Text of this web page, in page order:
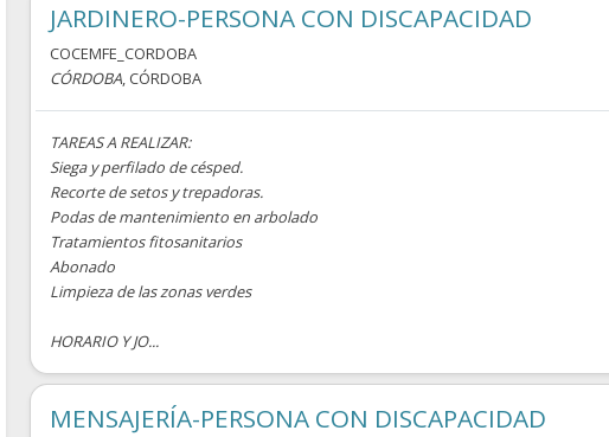
JARDINERO-PERSONA CON DISCAPACIDAD
COCEMFE_CORDOBA
CÓRDOBA, CÓRDOBA
TAREAS A REALIZAR:
Siega y perfilado de césped.
Recorte de setos y trepadoras.
Podas de mantenimiento en arbolado
Tratamientos fitosanitarios
Abonado
Limpieza de las zonas verdes
HORARIO Y JO...
MENSAJERÍA-PERSONA CON DISCAPACIDAD